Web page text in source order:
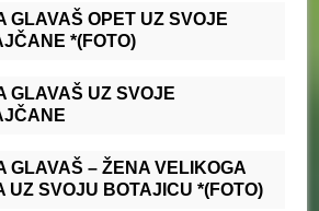
GLAVAŠ OPET UZ SVOJE
*(FOTO)
GLAVAŠ UZ SVOJE
GLAVAŠ – ŽENA VELIKOGA
UZ SVOJU BOTAJICU *(FOTO)